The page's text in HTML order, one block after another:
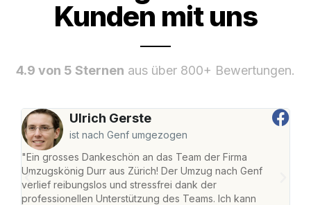
Kunden mit uns
4.9 von 5 Sternen aus über 800+ Bewertungen.
Ulrich Gerste
ist nach Genf umgezogen
"Ein grosses Dankeschön an das Team der Firma
Umzugskönig Durr aus Zürich! Der Umzug nach Genf
verlief reibungslos und stressfrei dank der
professionellen Unterstützung des Teams. Ich kann